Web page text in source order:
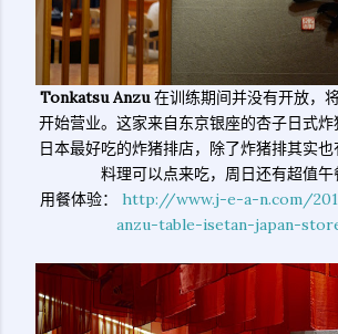
Tonkatsu Anzu在训练期间并没有开放，
开始营业。这家来自东京银座的杏子日式
日本最好吃的炸猪排店，除了炸猪排其实
料理可以点来吃，周日还有超值午
用餐体验： http://www.j-e-a-n.com/
anzu-table-isetan-japan-